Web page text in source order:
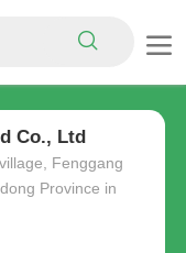
Co., Ltd
Fenggang
Province in